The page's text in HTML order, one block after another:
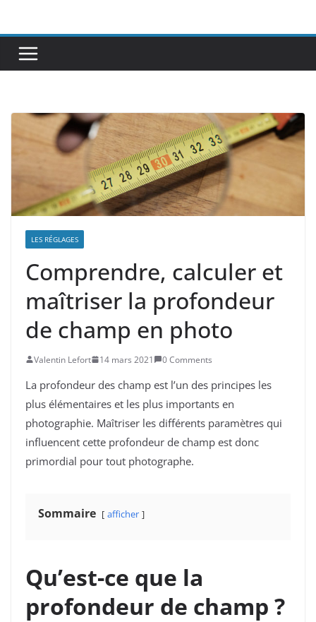
contenu
LES RÉGLAGES
Comprendre, calculer et
maîtriser la profondeur
de champ en photo
Valentin Lefort 14 mars 2021 0 Comments
La profondeur des champ est l’un des principes les
plus élémentaires et les plus importants en
photographie. Maîtriser les différents paramètres qui
influencent cette profondeur de champ est donc
primordial pour tout photographe.
Sommaire afficher
Qu’est-ce que la
profondeur de champ ?